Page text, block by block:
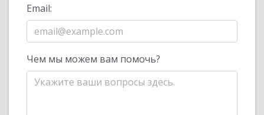
Email:
Чем мы можем вам помочь?